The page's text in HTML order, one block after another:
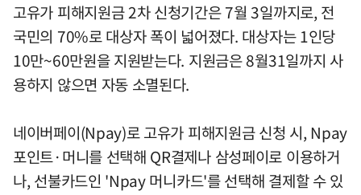
고유가 피해지원금 2차 신청기간은 7월 3일까지로, 전
국민의 70%로 대상자 폭이 넓어졌다. 대상자는 1인당
10만~60만원을 지원받는다. 지원금은 8월31일까지 사
용하지 않으면 자동 소멸된다.
네이버페이(Npay)로 고유가 피해지원금 신청 시, Npay
포인트·머니를 선택해 QR결제나 삼성페이로 이용하거
나, 선불카드인 'Npay 머니카드'를 선택해 결제할 수 있